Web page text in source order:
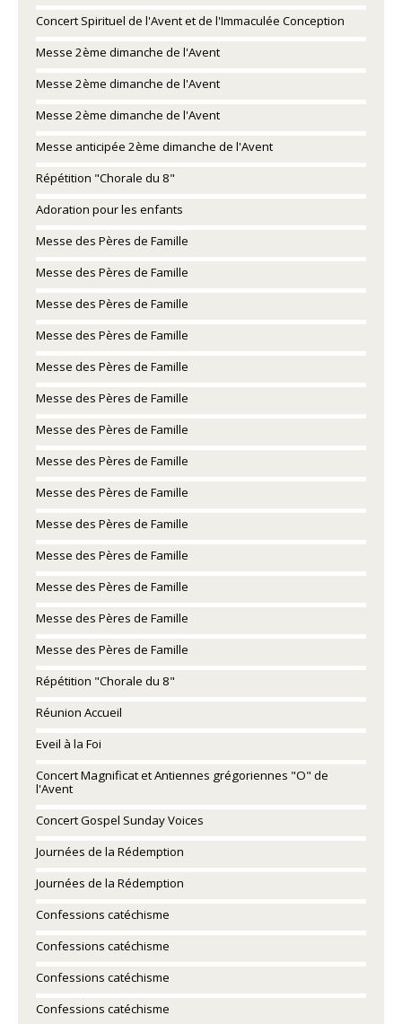
Concert Spirituel de l'Avent et de l'Immaculée Conception
Messe 2ème dimanche de l'Avent
Messe 2ème dimanche de l'Avent
Messe 2ème dimanche de l'Avent
Messe anticipée 2ème dimanche de l'Avent
Répétition "Chorale du 8"
Adoration pour les enfants
Messe des Pères de Famille
Messe des Pères de Famille
Messe des Pères de Famille
Messe des Pères de Famille
Messe des Pères de Famille
Messe des Pères de Famille
Messe des Pères de Famille
Messe des Pères de Famille
Messe des Pères de Famille
Messe des Pères de Famille
Messe des Pères de Famille
Messe des Pères de Famille
Messe des Pères de Famille
Messe des Pères de Famille
Répétition "Chorale du 8"
Réunion Accueil
Eveil à la Foi
Concert Magnificat et Antiennes grégoriennes "O" de
l'Avent
Concert Gospel Sunday Voices
Journées de la Rédemption
Journées de la Rédemption
Confessions catéchisme
Confessions catéchisme
Confessions catéchisme
Confessions catéchisme